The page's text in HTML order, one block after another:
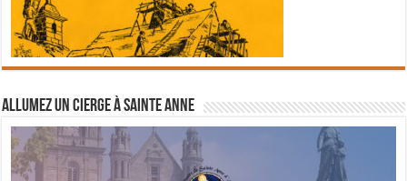
Allumez un cierge à Sainte Anne